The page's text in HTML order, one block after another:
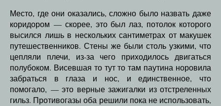
Место, где они оказались, сложно было назвать даже
коридором — скорее, это был лаз, потолок которого
высился лишь в нескольких сантиметрах от макушек
путешественников. Стены же были столь узкими, что
цепляли плечи, из-за чего приходилось двигаться
полубоком. Висевшая то тут то там паутина норовила
забраться в глаза и нос, и единственное, что
помогало, — это верные зажигалки из отстреленных
гильз. Противогазы оба решили пока не использовать,